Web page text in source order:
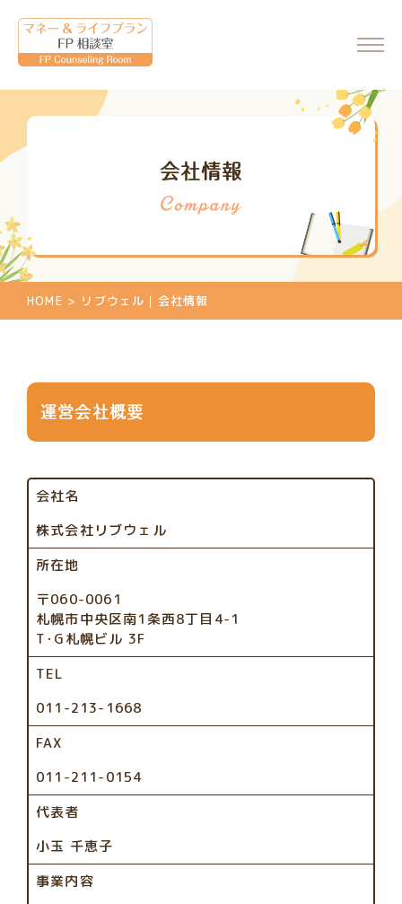
FP相談室について
ご相談・料金について
マネーセミナーのご案内
相談申込
会社情報
HOME > リブウェル｜会社情報
運営会社概要
会社名
株式会社リブウェル
所在地
〒060-0061
札幌市中央区南1条西8丁目4-1
T･G札幌ビル 3F
TEL
011-213-1668
FAX
011-211-0154
代表者
小玉 千恵子
事業内容